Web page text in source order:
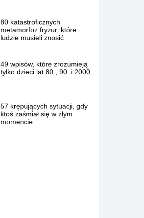
80 katastroficznych
metamorfoz fryzur, które
ludzie musieli znosić
49 wpisów, które zrozumieją
tylko dzieci lat 80., 90. i 2000.
57 krępujących sytuacji, gdy
ktoś zaśmiał się w złym
momencie